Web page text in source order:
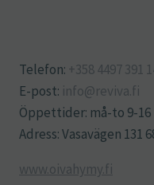
Telefon: +358 4497 391
E-post: info@reviva.fi
Öppettider: må-to 9-16
Adress: Vasavägen 131
www.oivahymy.fi